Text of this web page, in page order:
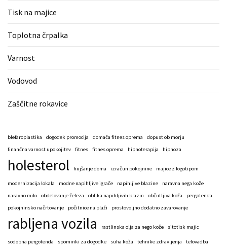
Tisk na majice
Toplotna črpalka
Varnost
Vodovod
Zaščitne rokavice
blefaroplastika dogodek promocija domača fitnes oprema
dopust ob morju
finančna varnost upokojitev
fitnes fitnes oprema hipnoterapija hipnoza
holesterol hujšanje doma izračun pokojnine majice z logotipom
modernizacija lokala modne napihljive igrače napihljive blazine
naravna nega kože
naravno milo
obdelovanje železa oblika napihljivih blazin občutljiva koža
pergotenda
pokojninsko načrtovanje
počitnice na plaži prostovoljno dodatno zavarovanje
rabljena vozila rastlinska olja za nego kože sitotisk majic
sodobna pergotenda spominki za dogodke suha koža tehnike zdravljenja
telovadba